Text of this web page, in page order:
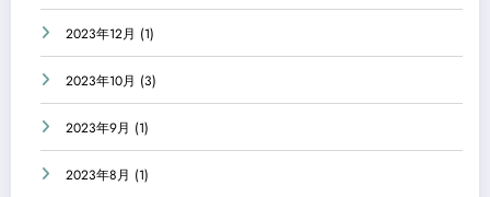
2023年12月 (1)
2023年10月 (3)
2023年9月 (1)
2023年8月 (1)